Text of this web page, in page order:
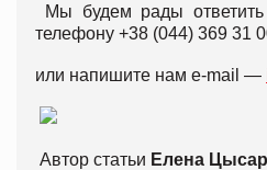
Мы будем рады
телефону +38 (044) 369 31
или напишите нам е-mail —
Автор статьи Елена